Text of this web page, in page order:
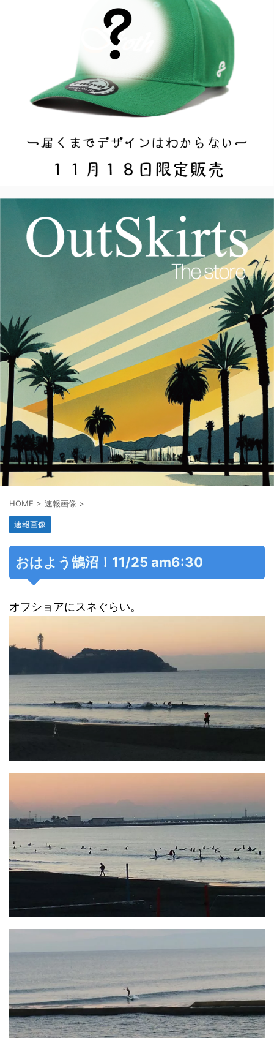
HOME > 速報画像 >
速報画像
おはよう鵠沼！11/25 am6:30
オフショアにスネぐらい。